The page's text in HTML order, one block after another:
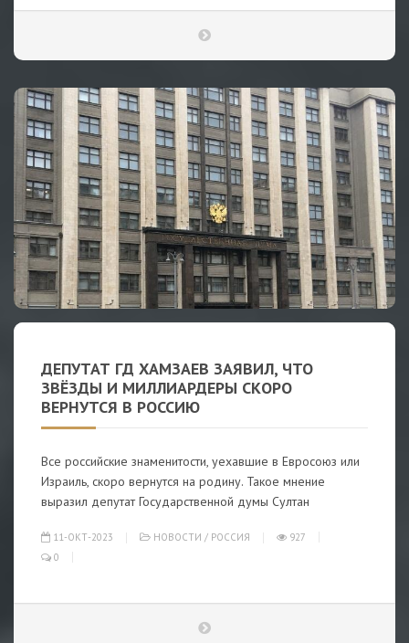
ДЕПУТАТ ГД ХАМЗАЕВ ЗАЯВИЛ, ЧТО
ЗВЁЗДЫ И МИЛЛИАРДЕРЫ СКОРО
ВЕРНУТСЯ В РОССИЮ
Все российские знаменитости, уехавшие в Евросоюз или
Израиль, скоро вернутся на родину. Такое мнение
выразил депутат Государственной думы Султан
11-ОКТ-2023 НОВОСТИ / РОССИЯ
927
0